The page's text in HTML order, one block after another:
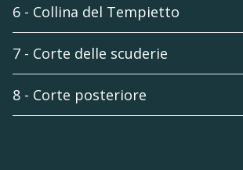
6 - Collina del Tempietto
7 - Corte delle scuderie
8 - Corte posteriore